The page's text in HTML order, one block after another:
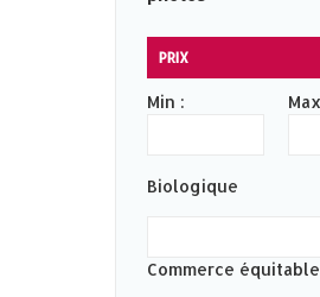
PRIX
Min :
Biologique
Commerce équitable